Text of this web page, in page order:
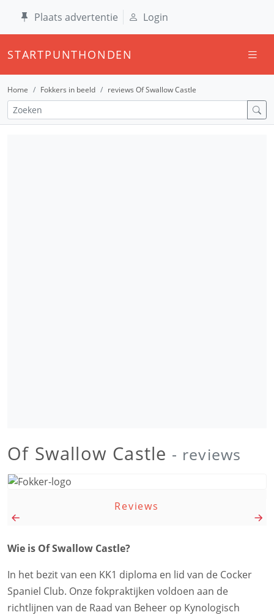
Plaats advertentie Login
STARTPUNTHONDEN
Home Fokkers in beeld reviews Of Swallow Castle
Of Swallow Castle - reviews
Reviews
Wie is Of Swallow Castle?
In het bezit van een KK1 diploma en lid van de Cocker
Spaniel Club. Onze fokpraktijken voldoen aan de
richtlijnen van de Raad van Beheer op Kynologisch